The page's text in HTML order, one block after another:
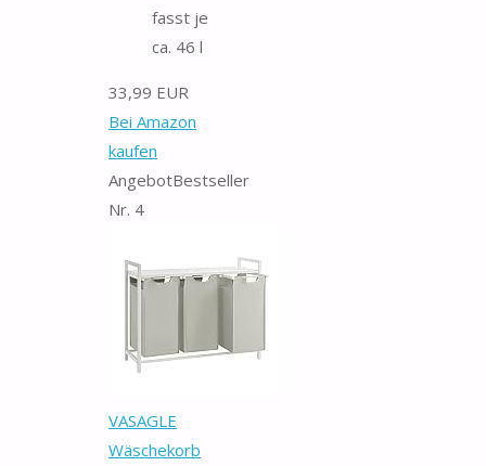
fasst je
ca. 46 l
33,99 EUR
Bei Amazon
kaufen
AngebotBestseller
Nr. 4
VASAGLE
Wäschekorb